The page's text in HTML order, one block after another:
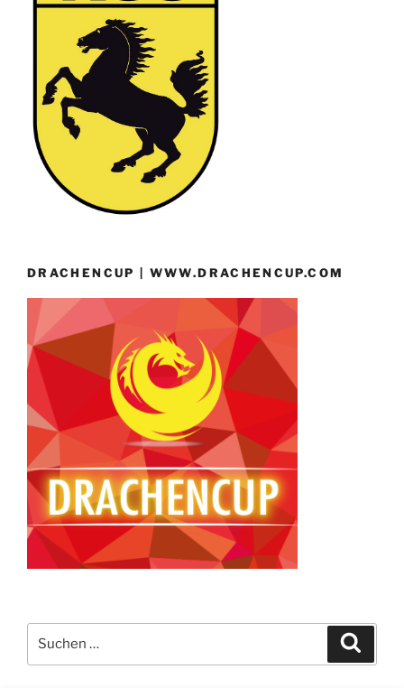
DRACHENCUP | WWW.DRACHENCUP.COM
nach: